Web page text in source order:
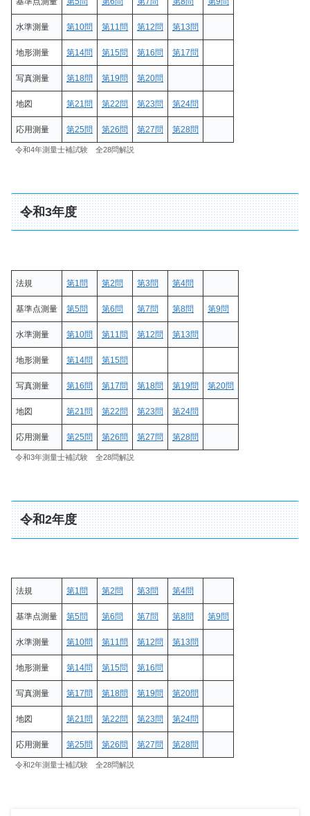
水準測量 第10問 第11問 第12問 第13問
地形測量 第14問 第15問 第16問 第17問
写真測量 第18問 第19問 第20問
地図 第21問 第22問 第23問 第24問
応用測量 第25問 第26問 第27問 第28問
令和4年測量士補試験 全28問解説
令和3年度
法規 第1問 第2問 第3問 第4問
基準点測量 第5問 第6問 第7問 第8問 第9問
水準測量 第10問 第11問 第12問 第13問
地形測量 第14問 第15問
写真測量 第16問 第17問 第18問 第19問 第20問
地図 第21問 第22問 第23問 第24問
応用測量 第25問 第26問 第27問 第28問
令和3年測量士補試験 全28問解説
令和2年度
法規 第1問 第2問 第3問 第4問
基準点測量 第5問 第6問 第7問 第8問 第9問
水準測量 第10問 第11問 第12問 第13問
地形測量 第14問 第15問 第16問
写真測量 第17問 第18問 第19問 第20問
地図 第21問 第22問 第23問 第24問
応用測量 第25問 第26問 第27問 第28問
令和2年測量士補試験 全28問解説